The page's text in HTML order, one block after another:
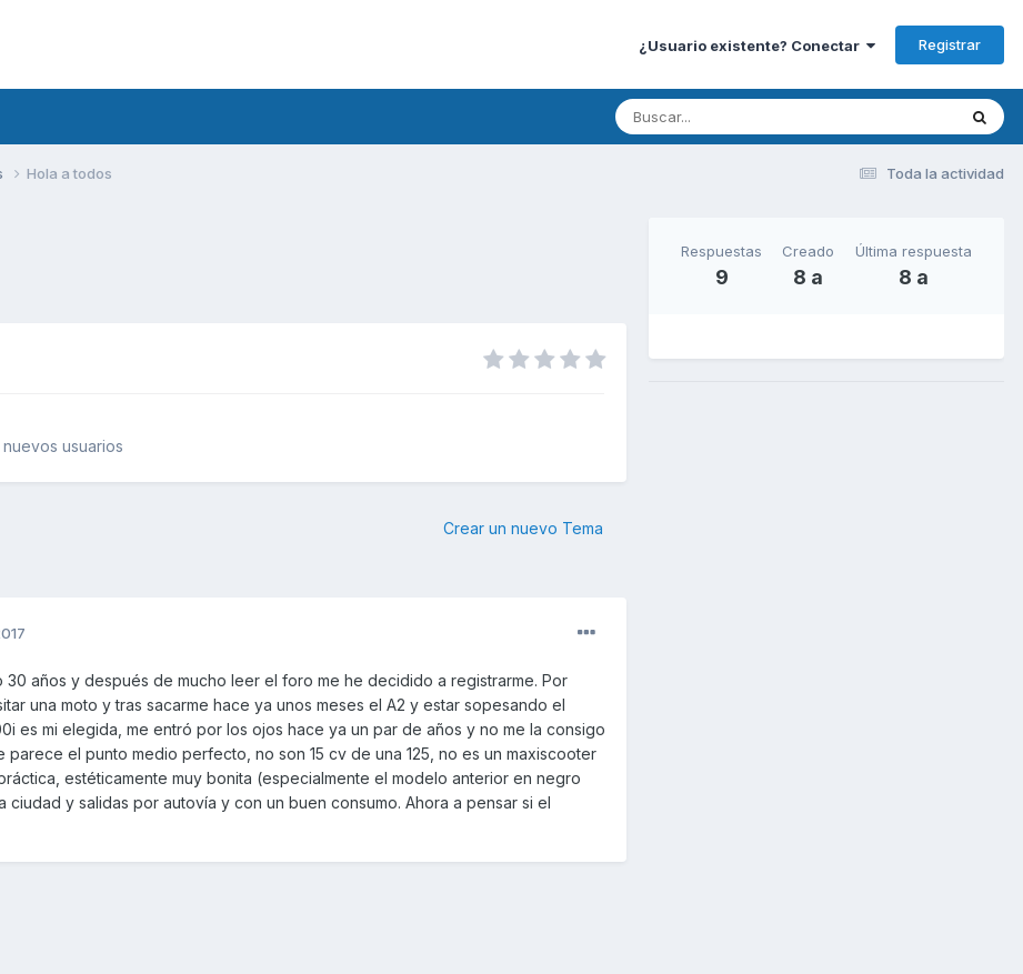
¿Usuario existente? Conectar Registrar
Toda la actividad
Hola a todos
usuarios
Crear un nuevo Tema
30 años y después de mucho leer el foro me he decidido a registrarme. Por
una moto y tras sacarme hace ya unos meses el A2 y estar sopesando el
es mi elegida, me entró por los ojos hace ya un par de años y no me la consigo
parece el punto medio perfecto, no son 15 cv de una 125, no es un maxiscooter
estéticamente muy bonita (especialmente el modelo anterior en negro
ciudad y salidas por autovía y con un buen consumo. Ahora a pensar si el
Respuestas
9
Creado
8 a
Última respuesta
8 a